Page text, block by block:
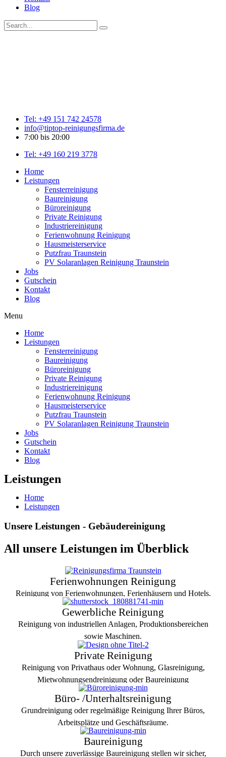
Blog
Tel: +49 151 742 24578
info@tiptop-reinigungsfirma.de
7:00 bis 20:00
Tel: +49 160 219 3778
Home
Leistungen
Fensterreinigung
Baureinigung
Büroreinigung
Private Reinigung
Industriereinigung
Ferienwohnung Reinigung
Hausmeisterservice
Putzfrau Traunstein
PV Solaranlagen Reinigung Traunstein
Jobs
Gutschein
Kontakt
Blog
Menu
Home
Leistungen
Fensterreinigung
Baureinigung
Büroreinigung
Private Reinigung
Industriereinigung
Ferienwohnung Reinigung
Hausmeisterservice
Putzfrau Traunstein
PV Solaranlagen Reinigung Traunstein
Jobs
Gutschein
Kontakt
Blog
Leistungen
Home
Leistungen
Unsere Leistungen - Gebäudereinigung
All unsere Leistungen im Überblick
Ferienwohnungen Reinigung
Reinigung von Ferienwohnungen, Ferienhäusern und Hotels.
Mehr erfahren
Gewerbliche Reinigung
Reinigung von industriellen Anlagen, Produktionsbereichen
sowie Maschinen.
Mehr erfahren
Private Reinigung
Reinigung von Privathaus oder Wohnung, Glasreinigung,
Mietwohnungsendreinigung oder Baureinigung
Mehr erfahren
Büro- /Unterhaltsreinigung
Grundreinigung oder regelmäßige Reinigung Ihrer Büros,
Arbeitsplätze und Geschäftsräume.
Mehr erfahren
Baureinigung
Durch unsere zuverlässige Baureinigung stellen wir sicher,